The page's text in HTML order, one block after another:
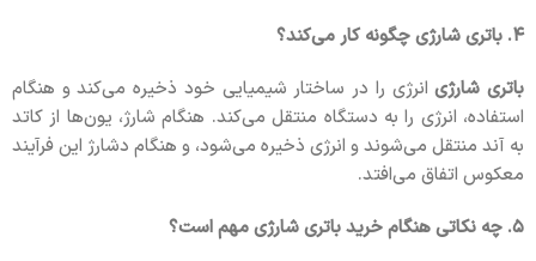
۴. باتری شارژی چگونه کار می‌کند؟
باتری شارژیانرژی را در ساختار شیمیایی خود ذخیره می‌کند و هنگام
استفاده، انرژی را به دستگاه منتقل می‌کند. هنگام شارژ، یون‌ها از کاتد
به آند منتقل می‌شوند و انرژی ذخیره می‌شود، و هنگام دشارژ این فرآیند
معکوس اتفاق می‌افتد.
۵. چه نکاتی هنگام خرید باتری شارژی مهم است؟